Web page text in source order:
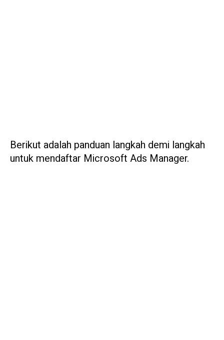
Berikut adalah panduan langkah demi langkah
untuk mendaftar Microsoft Ads Manager.